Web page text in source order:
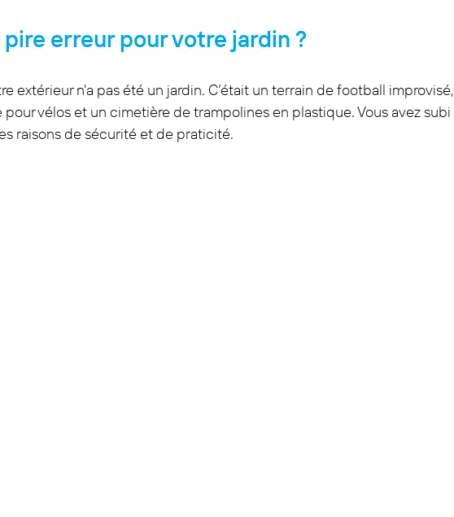
pire erreur pour votre jardin ?
extérieur n'a pas été un jardin. C’était un terrain de football improvisé,
vélos et un cimetière de trampolines en plastique. Vous avez subi
raisons de sécurité et de praticité.